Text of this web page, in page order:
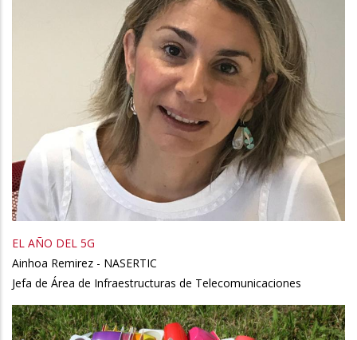
EL AÑO DEL 5G
Ainhoa Remirez - NASERTIC
Jefa de Área de Infraestructuras de Telecomunicaciones